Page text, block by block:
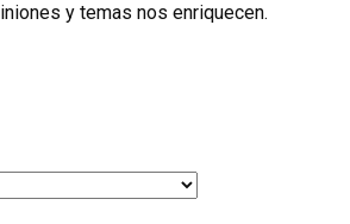
y temas nos enriquecen.